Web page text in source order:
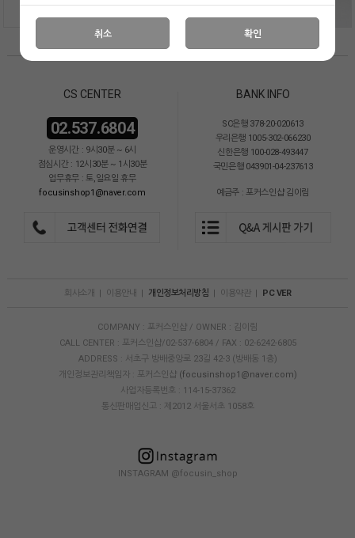
CS CENTER
02.537.6804
운영시간 : 9시30분 ~ 6시
점심시간 : 12시30분 ~ 1시30분
업무휴무 : 토,일요일 휴무
focusinshop1@naver.com
BANK INFO
SC은행 378-20-020613
우리은행 1005-302-066230
신한은행 100-028-493447
국민은행 043901-04-237613
예금주 : 포커스인샵 김이림
회사소개 이용안내 개인정보처리방침 이용약관 PC VER
COMPANY : 포커스인샵 / OWNER : 김이림
CALL CENTER : 포커스인샵/02-537-6804 / FAX : 02-6242-6805
ADDRESS : 서초구 방배중앙로 23길 42-3 (방배동 1층)
개인정보관리책임자 : 포커스인샵 (focusinshop1@naver.com)
사업자등록번호 : 114-15-37362
통신판매업신고 : 제2012 서울서초 1058호
INSTAGRAM @focusin_shop
취소 확인